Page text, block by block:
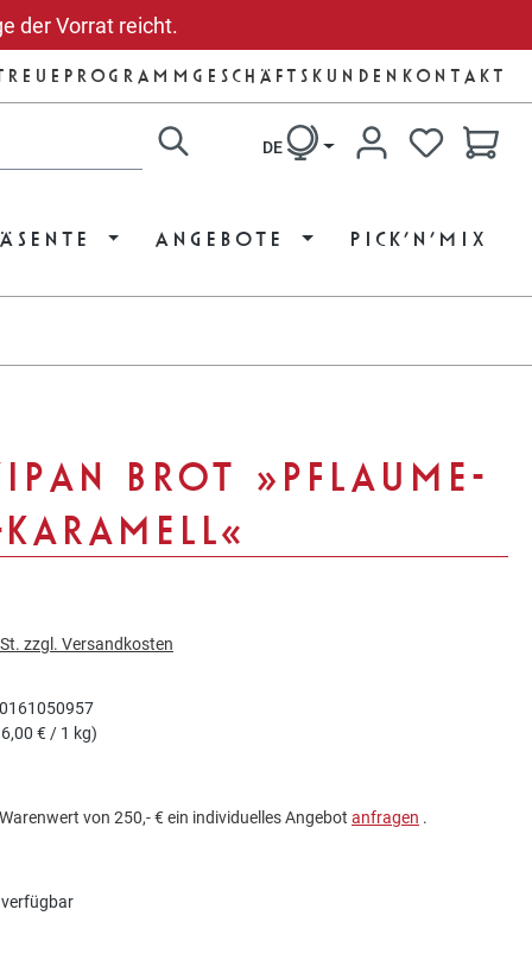
der Vorrat reicht.
GESCHÄFTSKUNDEN KONTAKT
DE DU HAST
ANGEBOTE PICK’N’MIX
BROT »PFLAUME-
KARAMELL«
zzgl. Versandkosten
€ / 1 kg)
von 250,- € ein individuelles Angebot anfragen .